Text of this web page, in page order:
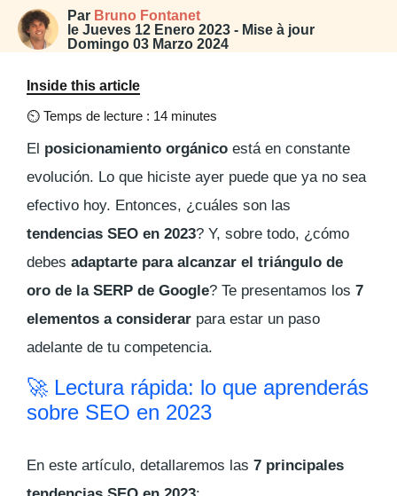
Par Bruno Fontanet
le Jueves 12 Enero 2023 - Mise à jour
Domingo 03 Marzo 2024
Inside this article
⏲ Temps de lecture : 14 minutes
El posicionamiento orgánico está en constante
evolución. Lo que hiciste ayer puede que ya no sea
efectivo hoy. Entonces, ¿cuáles son las
tendencias SEO en 2023? Y, sobre todo, ¿cómo
debes adaptarte para alcanzar el triángulo de
oro de la SERP de Google? Te presentamos los 7
elementos a considerar para estar un paso
adelante de tu competencia.
🚀 Lectura rápida: lo que aprenderás
sobre SEO en 2023
En este artículo, detallaremos las 7 principales